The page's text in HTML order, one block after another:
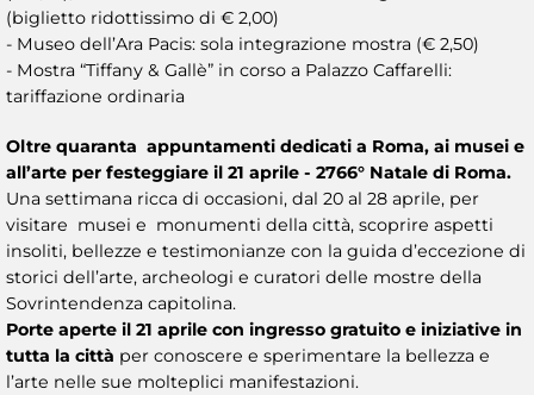
(biglietto ridottissimo di € 2,00)
- Museo dell’Ara Pacis: sola integrazione mostra (€ 2,50)
- Mostra “Tiffany & Gallè” in corso a Palazzo Caffarelli:
tariffazione ordinaria
Oltre quaranta appuntamenti dedicati a Roma, ai musei e
all’arte per festeggiare il 21 aprile - 2766° Natale di Roma.
Una settimana ricca di occasioni, dal 20 al 28 aprile, per
visitare musei e monumenti della città, scoprire aspetti
insoliti, bellezze e testimonianze con la guida d’eccezione di
storici dell’arte, archeologi e curatori delle mostre della
Sovrintendenza capitolina.
Porte aperte il 21 aprile con ingresso gratuito e iniziative in
tutta la città per conoscere e sperimentare la bellezza e
l’arte nelle sue molteplici manifestazioni.